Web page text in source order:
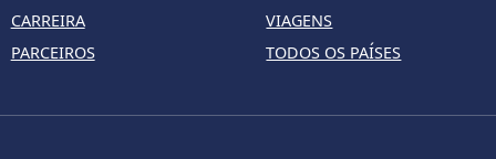
CARREIRA
PARCEIROS
VIAGENS
TODOS OS PAÍSES